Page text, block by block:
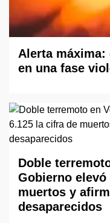
Alerta máxima:
en una fase
Doble
Gobierno elevó
muertos y
desaparecidos